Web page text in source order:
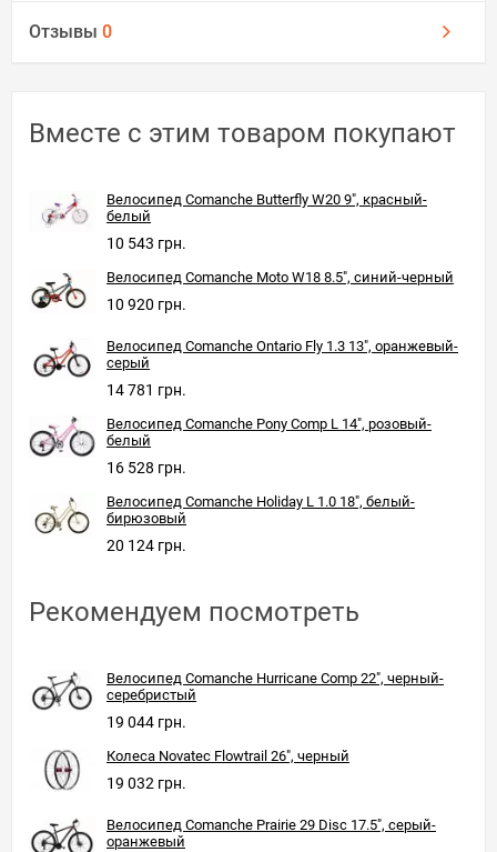
Отзывы 0
Вместе с этим товаром покупают
Велосипед Comanche Butterfly W20 9", красный-
белый
10 543 грн.
Велосипед Comanche Moto W18 8.5", синий-черный
10 920 грн.
Велосипед Comanche Ontario Fly 1.3 13", оранжевый-
серый
14 781 грн.
Велосипед Comanche Pony Comp L 14", розовый-
белый
16 528 грн.
Велосипед Comanche Holiday L 1.0 18", белый-
бирюзовый
20 124 грн.
Рекомендуем посмотреть
Велосипед Comanche Hurricane Comp 22", черный-
серебристый
19 044 грн.
Колеса Novatec Flowtrail 26", черный
19 032 грн.
Велосипед Comanche Prairie 29 Disc 17.5", серый-
оранжевый